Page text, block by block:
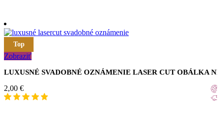
Top
Zobraziť
LUXUSNÉ SVADOBNÉ OZNÁMENIE LASER CUT OBÁLKA
2,00 €